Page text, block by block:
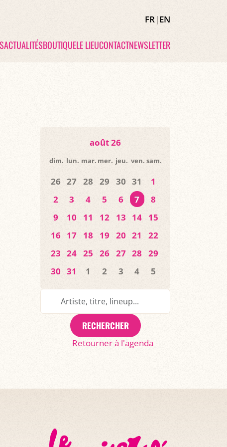
FR|EN
ACTUALITÉSBOUTIQUELE LIEUCONTACTNEWSLETTER
août 26
dim. lun. mar. mer. jeu. ven. sam.
26 27 28 29 30 31
1
2
3 4 5 6 7
8
9
10 11 12 13 14
15
16 17 18 19 20 21
22
23 24 25 26 27 28
29
30 31 1 2 3 4 5
RECHERCHER
Retourner à l'agenda